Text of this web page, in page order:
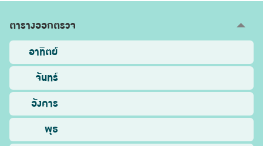
ตารางออกตรวจ
อาทิตย์
จันทร์
อังคาร
พุธ